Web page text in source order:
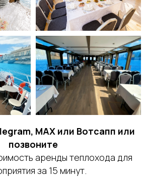
MAX или Вотсапп или
позвоните
аренды теплохода для
за 15 минут.